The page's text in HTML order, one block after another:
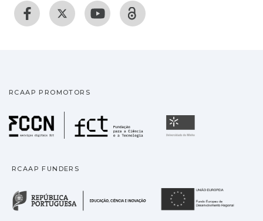
RCAAP PROMOTORS
Fundação para a
RCAAP FUNDERS
República Portuguesa